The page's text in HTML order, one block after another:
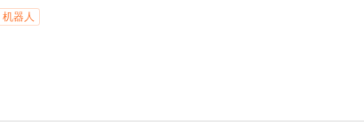
机器人